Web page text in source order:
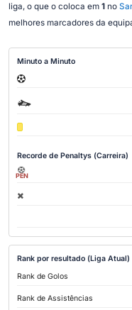
liga, o que o coloca em 1 no
melhores marcadores da
Minuto a Minuto
Recorde de Penaltys (Carreira)
PEN
Rank por resultado (Liga Atual)
Rank de Golos
Rank de Assistências